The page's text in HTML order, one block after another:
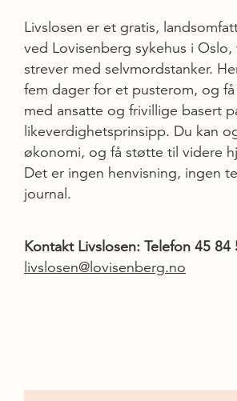
Livslosen er et gratis,
ved Lovisenberg sykehus i
strever med selvmordstanker.
fem dager for et pusterom, og
med ansatte og frivillige basert
likeverdighetsprinsipp. Du kan
økonomi, og få støtte til videre
Det er ingen henvisning, ingen
journal.
Kontakt Livslosen: Telefon 45 84
livslosen@lovisenberg.no